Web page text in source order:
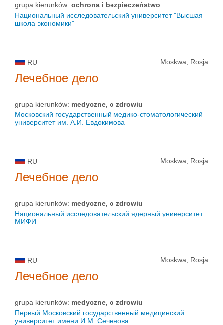
grupa kierunków: ochrona i bezpieczeństwo
Национальный исследовательский университет "Высшая
школа экономики"
RU Moskwa, Rosja
Лечебное дело
grupa kierunków: medyczne, o zdrowiu
Московский государственный медико-стоматологический
университет им. А.И. Евдокимова
RU Moskwa, Rosja
Лечебное дело
grupa kierunków: medyczne, o zdrowiu
Национальный исследовательский ядерный университет
МИФИ
RU Moskwa, Rosja
Лечебное дело
grupa kierunków: medyczne, o zdrowiu
Первый Московский государственный медицинский
университет имени И.М. Сеченова